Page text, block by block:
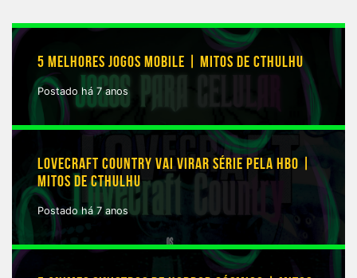
5 MELHORES JOGOS MOBILE | MITOS DE CTHULHU
Postado há 7 anos
LOVECRAFT COUNTRY VAI VIRAR SÉRIE PELA HBO |
MITOS DE CTHULHU
Postado há 7 anos